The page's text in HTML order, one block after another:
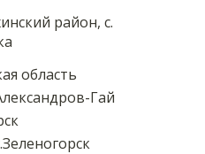
район, с.
область
Гай